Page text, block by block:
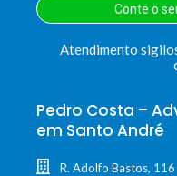
Conte o
Atendimento
Pedro Costa –
em Santo André
R. Adolfo Bastos,